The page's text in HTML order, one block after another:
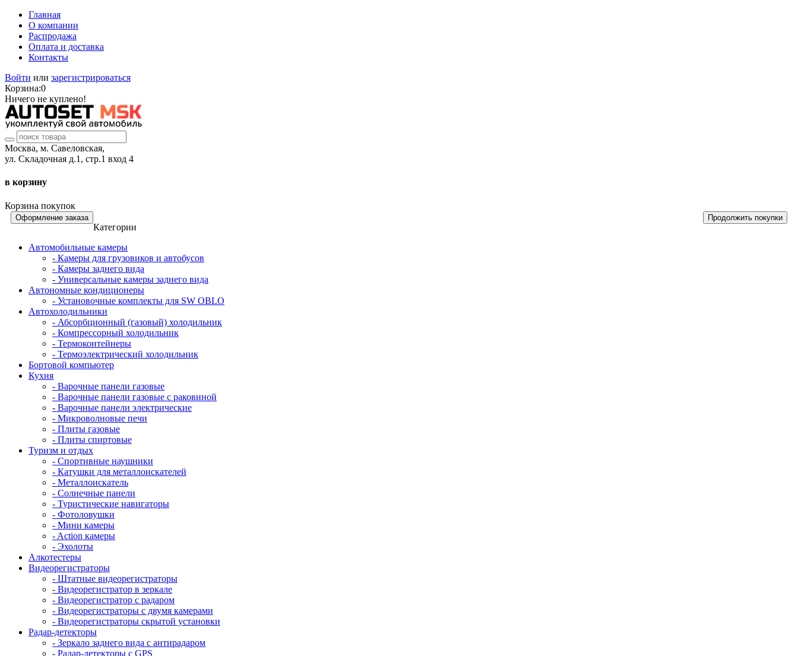
Главная
О компании
Распродажа
Оплата и доставка
Контакты
Войти или зарегистрироваться
Корзина:0
Ничего не куплено!
Москва, м. Савеловская,
ул. Складочная д.1, стр.1 вход 4
в корзину
Корзина покупок
Оформление заказа Продолжить покупки
Категории
Автомобильные камеры
- Камеры для грузовиков и автобусов
- Камеры заднего вида
- Универсальные камеры заднего вида
Автономные кондиционеры
- Установочные комплекты для SW OBLO
Автохолодильники
- Абсорбционный (газовый) холодильник
- Компрессорный холодильник
- Термоконтейнеры
- Термоэлектрический холодильник
Бортовой компьютер
Кухня
- Варочные панели газовые
- Варочные панели газовые с раковиной
- Варочные панели электрические
- Микроволновые печи
- Плиты газовые
- Плиты спиртовые
Туризм и отдых
- Cпортивные наушники
- Катушки для металлоискателей
- Металлоискатель
- Солнечные панели
- Туристические навигаторы
- Фотоловушки
- Мини камеры
- Action камеры
- Эхолоты
Алкотестеры
Видеорегистраторы
- Штатные видеорегистраторы
- Видеорегистратор в зеркале
- Видеорегистратор с радаром
- Видеорегистраторы с двумя камерами
- Видеорегистраторы скрытой установки
Радар-детекторы
- Зеркало заднего вида с антирадаром
- Радар-детекторы с GPS